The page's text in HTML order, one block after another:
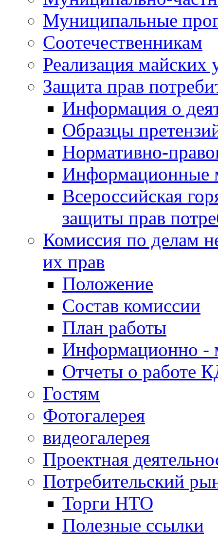
Муниципальные
Соотечественникам
Реализация майских
Защита прав
Информация о
Образцы
Нормативно-
Информационные
Всероссийская
защиты прав
Комиссия по делам
их прав
Положение
Состав комиссии
План работы
Информационно -
Отчеты о работе
Гостям
Фотогалерея
видеогалерея
Проектная
Потребительский
Торги НТО
Полезные ссылки